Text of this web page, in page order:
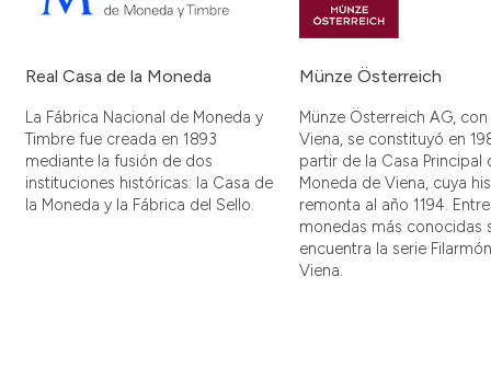
Real Casa de la Moneda
La Fábrica Nacional de Moneda y
Timbre fue creada en 1893
mediante la fusión de dos
instituciones históricas: la Casa de
la Moneda y la Fábrica del Sello.
Münze Österreich
Münze Österreich AG,
Viena, se constituyó en
partir de la Casa Principal
Moneda de Viena, cuya
remonta al año 1194.
monedas más conocidas
encuentra la serie
Viena.